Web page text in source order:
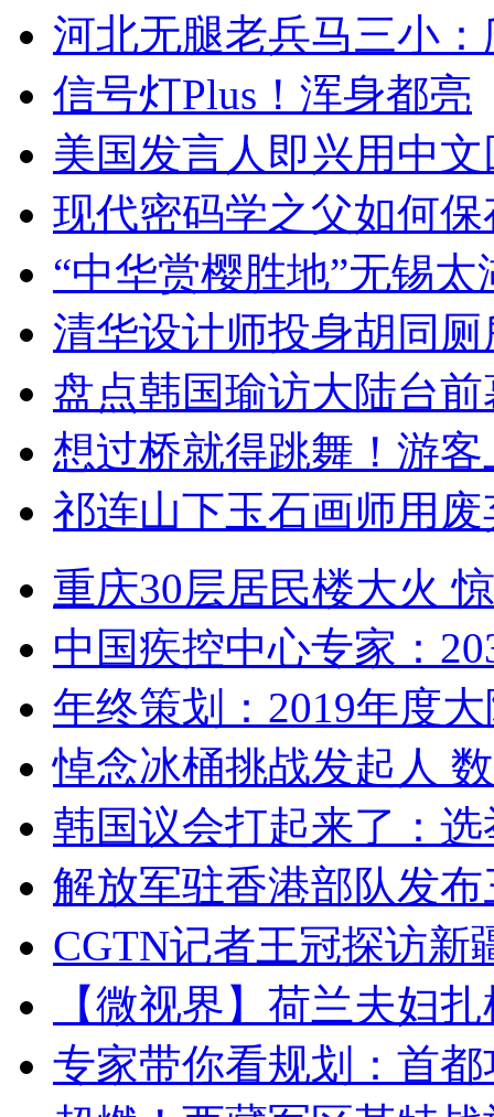
河北无腿老兵马三小
信号灯Plus！浑身都亮
美国发言人即兴用中
现代密码学之父如何
“中华赏樱胜地”无锡
清华设计师投身胡同
盘点韩国瑜访大陆台
想过桥就得跳舞！游客
祁连山下玉石画师用
重庆30层居民楼大火
中国疾控中心专家：
年终策划：2019年度
悼念冰桶挑战发起人
韩国议会打起来了：
解放军驻香港部队发
CGTN记者王冠探访新
【微视界】荷兰夫妇
专家带你看规划：首